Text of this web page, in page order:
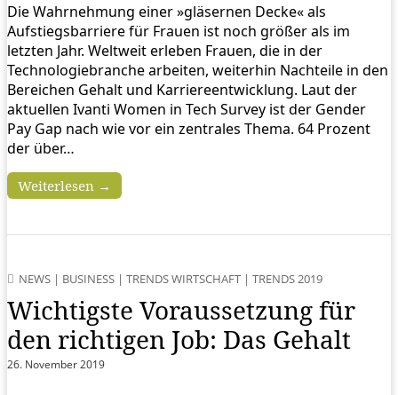
Die Wahrnehmung einer »gläsernen Decke« als
Aufstiegsbarriere für Frauen ist noch größer als im
letzten Jahr. Weltweit erleben Frauen, die in der
Technologiebranche arbeiten, weiterhin Nachteile in den
Bereichen Gehalt und Karriereentwicklung. Laut der
aktuellen Ivanti Women in Tech Survey ist der Gender
Pay Gap nach wie vor ein zentrales Thema. 64 Prozent
der über…
Weiterlesen →
NEWS | BUSINESS | TRENDS WIRTSCHAFT | TRENDS 2019
Wichtigste Voraussetzung für
den richtigen Job: Das Gehalt
26. November 2019